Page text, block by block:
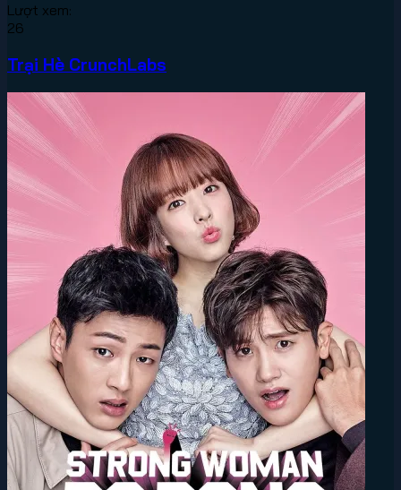
Lượt xem:
26
Trại Hè CrunchLabs